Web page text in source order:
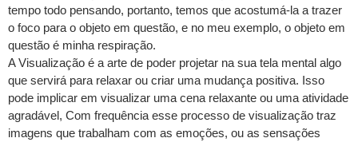
tempo todo pensando, portanto, temos que acostumá-la a trazer
o foco para o objeto em questão, e no meu exemplo, o objeto em
questão é minha respiração.
A Visualização é a arte de poder projetar na sua tela mental algo
que servirá para relaxar ou criar uma mudança positiva. Isso
pode implicar em visualizar uma cena relaxante ou uma atividade
agradável, Com frequência esse processo de visualização traz
imagens que trabalham com as emoções, ou as sensações